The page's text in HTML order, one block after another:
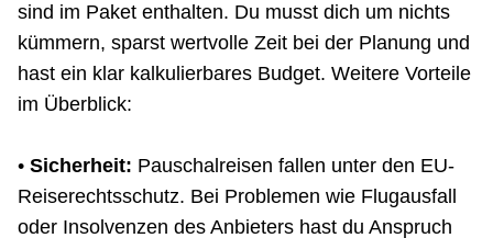
sind im Paket enthalten. Du musst dich um nichts
kümmern, sparst wertvolle Zeit bei der Planung und
hast ein klar kalkulierbares Budget. Weitere Vorteile
im Überblick:
• Sicherheit: Pauschalreisen fallen unter den EU-
Reiserechtsschutz. Bei Problemen wie Flugausfall
oder Insolvenzen des Anbieters hast du Anspruch